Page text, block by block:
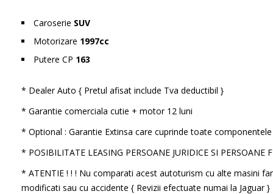
Caroserie SUV
Motorizare 1997cc
Putere CP 163
* Dealer Auto { Pretul afisat include Tva deductibil }
* Garantie comerciala cutie + motor 12 luni
* Optional : Garantie Extinsa care cuprinde toate
* POSIBILITATE LEASING PERSOANE JURIDICE SI PERSOANE
* ATENTIE ! ! ! Nu comparati acest autoturism cu alte masini
modificati sau cu accidente { Revizii efectuate numai la Jaguar }